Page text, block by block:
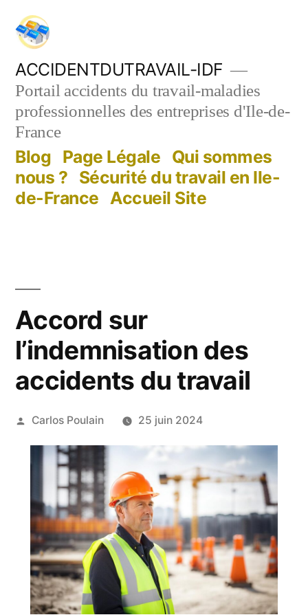
Aller
contenu
ACCIDENTDUTRAVAIL-IDF
Portail accidents du travail-maladies
professionnelles des entreprises d'Ile-de-
France
Blog Page Légale Qui sommes
nous ? Sécurité du travail en Ile-
de-France Accueil Site
Accord sur
l’indemnisation des
accidents du travail
Publié
Carlos Poulain 25 juin 2024